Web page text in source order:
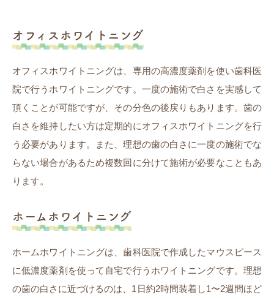
オフィスホワイトニング
オフィスホワイトニングは、専用の高濃度薬剤を使い歯科医
院で行うホワイトニングです。一度の施術で白さを実感して
頂くことが可能ですが、その分色の後戻りもあります。歯の
白さを維持したい方は定期的にオフィスホワイトニングを行
う必要があります。また、理想の歯の白さに一度の施術でな
らない場合があるため複数回に分けて施術が必要なこともあ
ります。
ホームホワイトニング
ホームホワイトニングは、歯科医院で作成したマウスピース
に低濃度薬剤を使って自宅で行うホワイトニングです。理想
の歯の白さに近づけるのは、1日約2時間装着し1〜2週間ほど